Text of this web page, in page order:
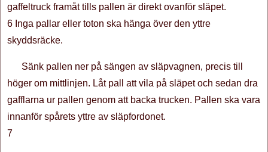
gaffeltruck framåt tills pallen är direkt ovanför släpet.
6 Inga pallar eller toton ska hänga över den yttre
skyddsräcke.
Sänk pallen ner på sängen av släpvagnen, precis till
höger om mittlinjen. Låt pall att vila på släpet och sedan dra
gafflarna ur pallen genom att backa trucken. Pallen ska vara
innanför spårets yttre av släpfordonet.
7